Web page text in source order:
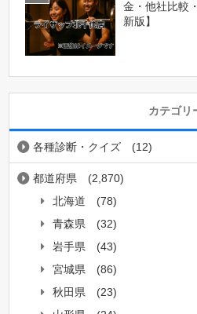
金・他社比較
新版】
カテゴリ
各種診断・クイズ (12)
都道府県
(2,870)
北海道
(78)
青森県
(32)
岩手県
(43)
宮城県
(86)
秋田県
(23)